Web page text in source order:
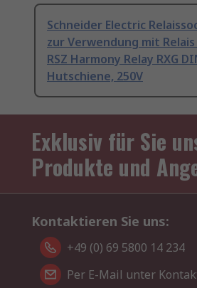
Schneider Electric
zur Verwendung mit Relais
RSZ Harmony Relay RXG
Hutschiene, 250V
Exklusiv für Sie
Produkte und
Kontaktieren Sie uns:
+49 (0) 69 5800 14 234
Per E-Mail unter